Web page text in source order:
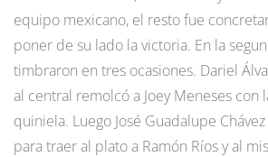
equipo mexicano, el resto fue
poner de su lado la victoria. En la
timbraron en tres ocasiones. Dariel
al central remolcó a Joey Meneses con
quiniela. Luego José Guadalupe
para traer al plato a Ramón Ríos y al